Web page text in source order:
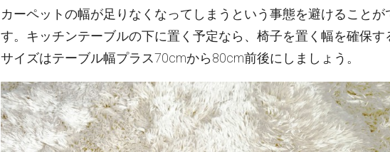
カーペットの幅が足りなくなってしまうという事態を避けることが
す。キッチンテーブルの下に置く予定なら、椅子を置く幅を確保す
サイズはテーブル幅プラス70cmから80cm前後にしましょう。